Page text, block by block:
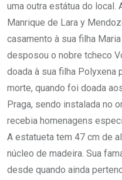
uma outra estátua do local.
Manrique de Lara y
casamento à sua filha
desposou o nobre tcheco
doada à sua filha Polyxena
morte, quando foi doada
Praga, sendo instalada no
recebia homenagens
A estatueta tem 47 cm de
núcleo de madeira. Sua
desde quando ainda